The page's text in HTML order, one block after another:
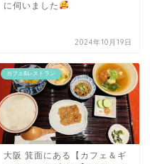
に伺いました
2024年10月19日
カフェ&レストラン
大阪 箕面にある【カフェ＆ギ